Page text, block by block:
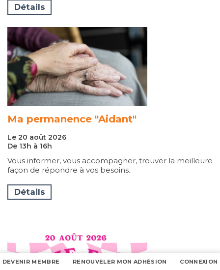
DEVENIR MEMBRE RENOUVELER MON ADHÉSION CONNEXION
Détails
Ma permanence "Aidant"
Le 20 août 2026
De 13h à 16h
Vous informer, vous accompagner, trouver la meilleure
façon de répondre à vos besoins.
Détails